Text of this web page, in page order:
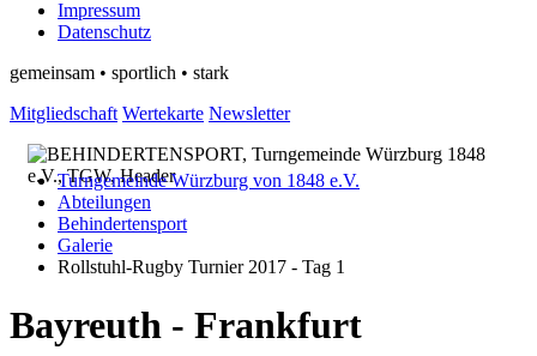
Impressum
Datenschutz
gemeinsam • sportlich • stark
Mitgliedschaft Wertekarte Newsletter
Turngemeinde Würzburg von 1848 e.V.
Abteilungen
Behindertensport
Galerie
Rollstuhl-Rugby Turnier 2017 - Tag 1
Bayreuth - Frankfurt